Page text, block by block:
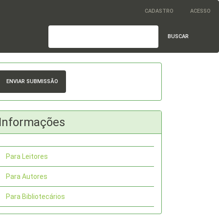
CADASTRO ACESSO
BUSCAR
ENVIAR SUBMISSÃO
Informações
Para Leitores
Para Autores
Para Bibliotecários